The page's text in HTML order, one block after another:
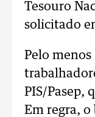
Tesouro
solicitado
Pelo
PIS/Pasep,
Em regra, o